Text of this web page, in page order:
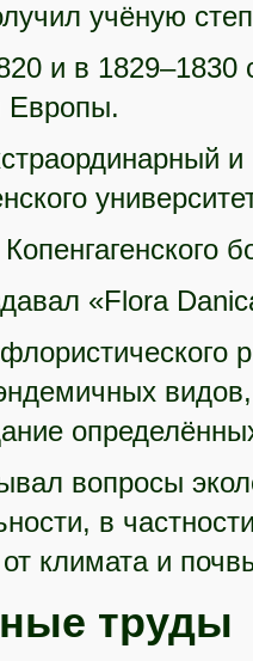
учёную
и в
Европы.
«Flora
вопросы
в
климата и
труды